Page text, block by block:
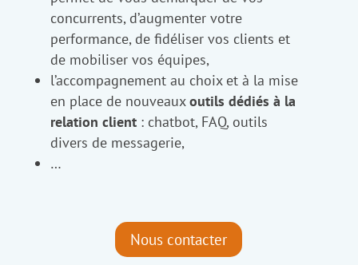
concurrents, d’augmenter votre
performance, de fidéliser vos clients et
de mobiliser vos équipes,
l’accompagnement au choix et à la mise
en place de nouveauxoutils dédiés à la
relation client : chatbot, FAQ, outils
divers de messagerie,
…
Nous contacter